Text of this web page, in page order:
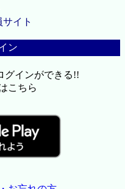
イト
ン
グインができる!!
こちら